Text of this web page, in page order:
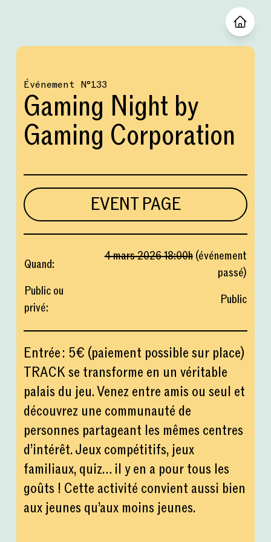
Événement№133
Gaming Night by
Gaming Corporation
EVENT PAGE
Quand:
4 mars 202618:00h(événement
passé)
Public ou
privé:
Public
Entrée : 5€ (paiement possible sur place)
TRACK se transforme en un véritable
palais du jeu. Venez entre amis ou seul et
découvrez une communauté de
personnes partageant les mêmes centres
d’intérêt. Jeux compétitifs, jeux
familiaux, quiz… il y en a pour tous les
goûts ! Cette activité convient aussi bien
aux jeunes qu’aux moins jeunes.